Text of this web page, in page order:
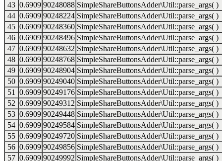
43 0.6909 90248088 SimpleShareButtonsAdder\Util::parse_args( )
44 0.6909 90248224 SimpleShareButtonsAdder\Util::parse_args( )
45 0.6909 90248360 SimpleShareButtonsAdder\Util::parse_args( )
46 0.6909 90248496 SimpleShareButtonsAdder\Util::parse_args( )
47 0.6909 90248632 SimpleShareButtonsAdder\Util::parse_args( )
48 0.6909 90248768 SimpleShareButtonsAdder\Util::parse_args( )
49 0.6909 90248904 SimpleShareButtonsAdder\Util::parse_args( )
50 0.6909 90249040 SimpleShareButtonsAdder\Util::parse_args( )
51
0.6909 90249176 SimpleShareButtonsAdder\Util::parse_args( )
52 0.6909 90249312 SimpleShareButtonsAdder\Util::parse_args( )
53 0.6909 90249448 SimpleShareButtonsAdder\Util::parse_args( )
54 0.6909 90249584 SimpleShareButtonsAdder\Util::parse_args( )
55 0.6909 90249720 SimpleShareButtonsAdder\Util::parse_args( )
56 0.6909 90249856 SimpleShareButtonsAdder\Util::parse_args( )
57 0.6909 90249992 SimpleShareButtonsAdder\Util::parse_args( )